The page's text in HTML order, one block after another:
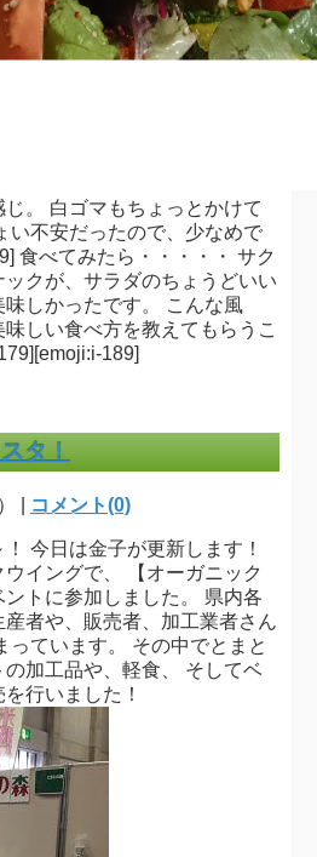
。 白ゴマもちょっとかけて
い不安だったので、少なめで
食べてみたら・・・・・ サク
クが、サラダのちょうどいい
しかったです。 こんな風
しい食べ方を教えてもらうこ
189]
タ！
| コメント(0)
今日は金子が更新します！
イングで、 【オーガニック
トに参加しました。 県内各
者や、販売者、加工業者さん
っています。 その中でとまと
加工品や、軽食、 そしてベ
行いました！